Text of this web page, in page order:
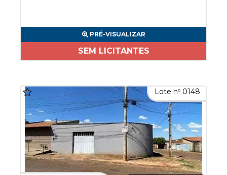
PRÉ-VISUALIZAR
SEM LICITANTES
Lote nº 0148